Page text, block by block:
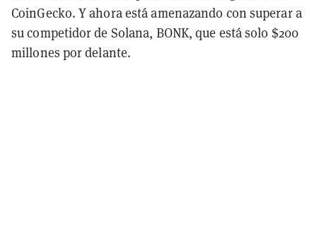
CoinGecko. Y ahora está amenazando con superar a
su competidor de Solana, BONK, que está solo $200
millones por delante.